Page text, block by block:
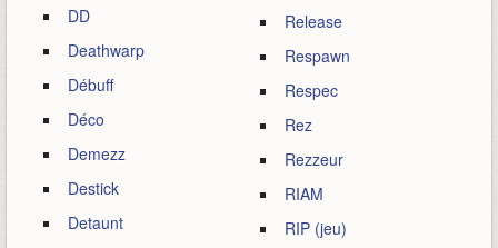
DD
Deathwarp
Débuff
Déco
Demezz
Destick
Detaunt
Release
Respawn
Respec
Rez
Rezzeur
RIAM
RIP (jeu)